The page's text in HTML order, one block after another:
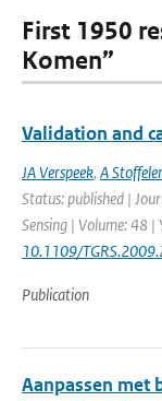
First 1950
Komen”
Validation and
JA Verspeek, A
Status: published |
Sensing | Volume: 48
10.1109/
Publication
Aanpassen met